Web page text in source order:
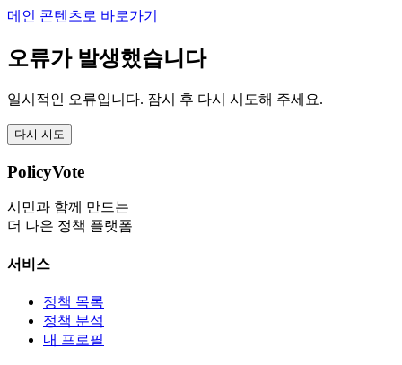
메인 콘텐츠로 바로가기
오류가 발생했습니다
일시적인 오류입니다. 잠시 후 다시 시도해 주세요.
다시 시도
PolicyVote
시민과 함께 만드는
더 나은 정책 플랫폼
서비스
정책 목록
정책 분석
내 프로필